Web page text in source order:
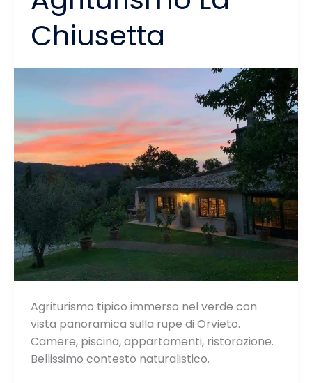
Chiusetta
Agriturismo tipico immerso nel verde con
vista panoramica sulla rupe di Orvieto.
Camere, piscina, appartamenti, ristorazione.
Bellissimo contesto naturalistico.